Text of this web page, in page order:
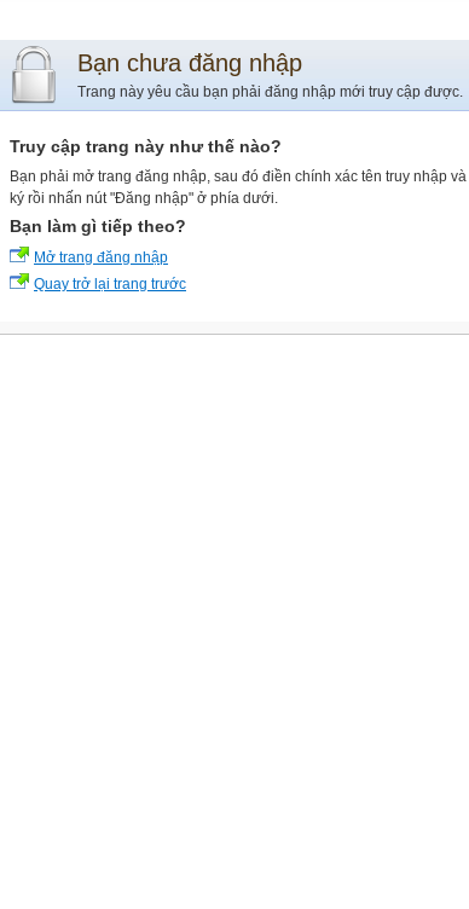
Bạn chưa đăng nhập
Trang này yêu cầu bạn phải đăng nhập mới truy cập được.
Truy cập trang này như thế nào?
Bạn phải mở trang đăng nhập, sau đó điền chính xác tên truy nhập
ký rồi nhấn nút "Đăng nhập" ở phía dưới.
Bạn làm gì tiếp theo?
Mở trang đăng nhập
Quay trở lại trang trước